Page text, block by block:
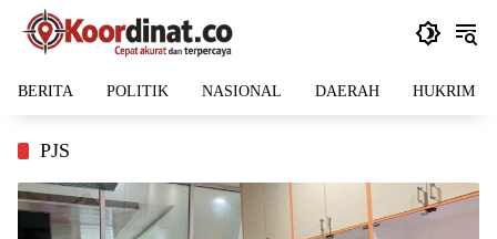
Langsung
BERITA POLITIK NASIONAL DAERAH HUKRIM
PJS